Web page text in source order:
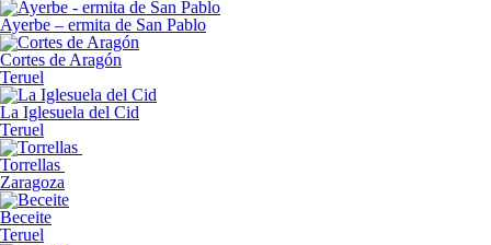
Ayerbe – ermita de San Pablo
Cortes de Aragón
Teruel
La Iglesuela del Cid
Teruel
Torrellas
Zaragoza
Beceite
Teruel